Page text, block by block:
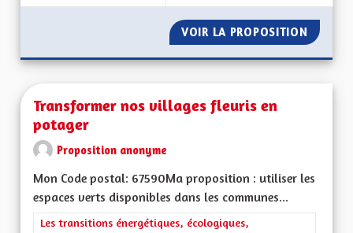
VOIR LA PROPOSITION LE
Transformer nos villages fleuris en
potager
Proposition anonyme
Mon Code postal: 67590Ma proposition : utiliser les
espaces verts disponibles dans les communes...
Filtrer les résultats de la catégorie : Les transitions
Les transitions énergétiques, écologiques,